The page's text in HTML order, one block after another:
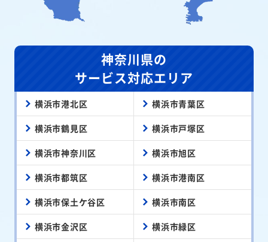
神奈川県の
サービス対応エリア
横浜市港北区 横浜市青葉区
横浜市鶴見区 横浜市戸塚区
横浜市神奈川区 横浜市旭区
横浜市都筑区 横浜市港南区
横浜市保土ケ谷区 横浜市南区
横浜市金沢区 横浜市緑区